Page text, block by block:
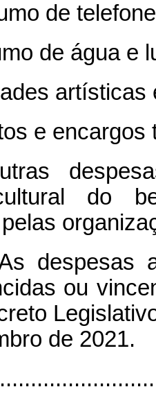
de
de água e
artísticas
e encargos
do
despesas
ou
de 2021.